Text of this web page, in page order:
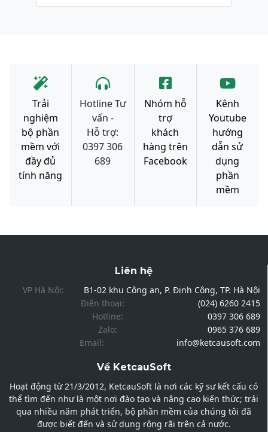
Trải
nghiệm
bộ phần
mềm với
đầy đủ
tính năng
Hotline Tư
vấn -
Hỗ trợ:
0397 306
689
Nhóm hỗ
trợ
khách
hàng trên
Facebook
Kênh
Youtube
hướng
dẫn sử
dụng
phần
mềm
Liên hệ
VP Hà Nội:
B1-02 khu Công an, P. Định Công, TP. Hà Nội
Điện thoại:
(024) 6260 2415
Hotline:
0397 306 689
Zalo:
0965 376 689
Email:
info@ketcausoft.com
Về KetcauSoft
Hoạt động từ 21/3/2012, KetcauSoft là nơi các kỹ sư kết cấu có
thể tìm đến như là một nơi đào tạo và nâng cao kiến thức; trải
qua nhiều năm phát triển, bộ phần mềm của chúng tôi đã
được biết đến và sử dụng rộng rãi trên cả nước.